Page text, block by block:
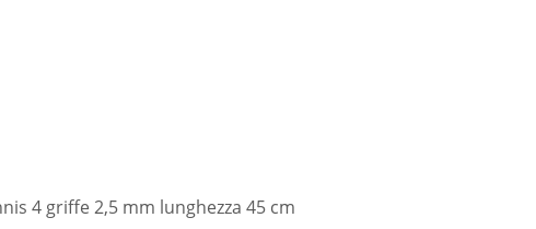
4 griffe 2,5 mm lunghezza 45 cm